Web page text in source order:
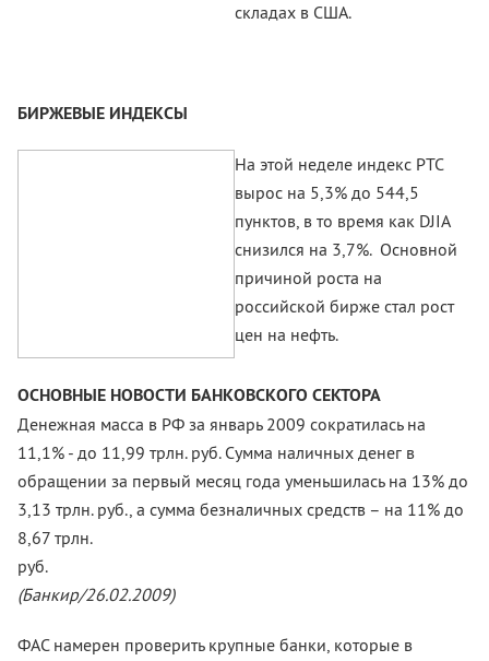
складах в США.
БИРЖЕВЫЕ ИНДЕКСЫ
На этой неделе индекс РТС
вырос на 5,3% до 544,5
пунктов, в то время как DJIA
снизился на 3,7%. Основной
причиной роста на
российской бирже стал рост
цен на нефть.
ОСНОВНЫЕ НОВОСТИ БАНКОВСКОГО СЕКТОРА
Денежная масса в РФ за январь 2009 сократилась на
11,1% - до 11,99 трлн. руб. Сумма наличных денег в
обращении за первый месяц года уменьшилась на 13% до
3,13 трлн. руб., а сумма безналичных средств – на 11% до
8,67 трлн.
(Банкир/26.02.2009)
ФАС намерен проверить крупные банки, которые в